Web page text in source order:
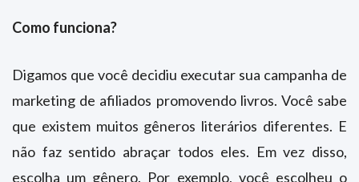
Como funciona?
Digamos que você decidiu executar sua campanha de
marketing de afiliados promovendo livros. Você sabe
que existem muitos gêneros literários diferentes. E
não faz sentido abraçar todos eles. Em vez disso,
escolha um gênero. Por exemplo, você escolheu o